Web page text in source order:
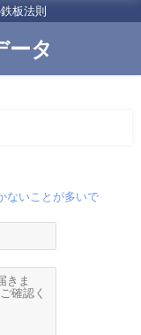
板法則
ータ
ないことが多いで